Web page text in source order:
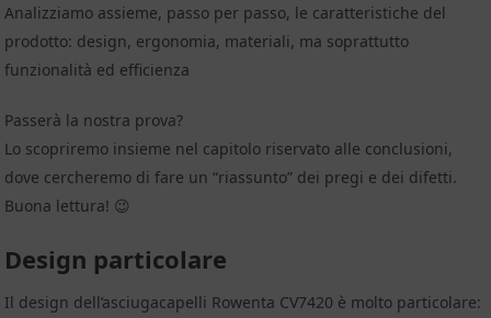
Analizziamo assieme, passo per passo, le caratteristiche del
prodotto: design, ergonomia, materiali, ma soprattutto
funzionalità ed efficienza
Passerà la nostra prova?
Lo scopriremo insieme nel capitolo riservato alle conclusioni,
dove cercheremo di fare un “riassunto” dei pregi e dei difetti.
Buona lettura! 😉
Design particolare
Il design dell’asciugacapelli Rowenta CV7420 è molto particolare: